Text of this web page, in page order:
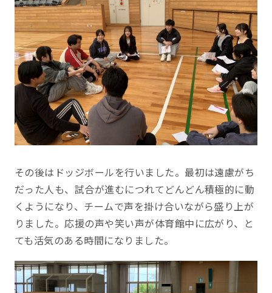
その後はドッジボールを行いました。最初は遠慮がち
だった人も、試合が進むにつれてどんどん積極的に動
くようになり、チームで声を掛け合いながら盛り上が
りました。応援の声や笑い声が体育館中に広がり、と
ても活気のある時間になりました。